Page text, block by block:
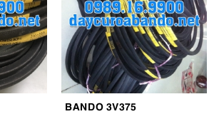
BANDO 3V375